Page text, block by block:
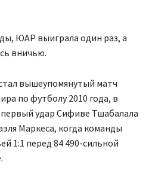
ЮАР выиграла один раз, а
вничью.
вышеупомянутый матч
по футболу 2010 года, в
удар Сифиве Тшабалала
Маркеса, когда команды
1:1 перед 84 490-сильной